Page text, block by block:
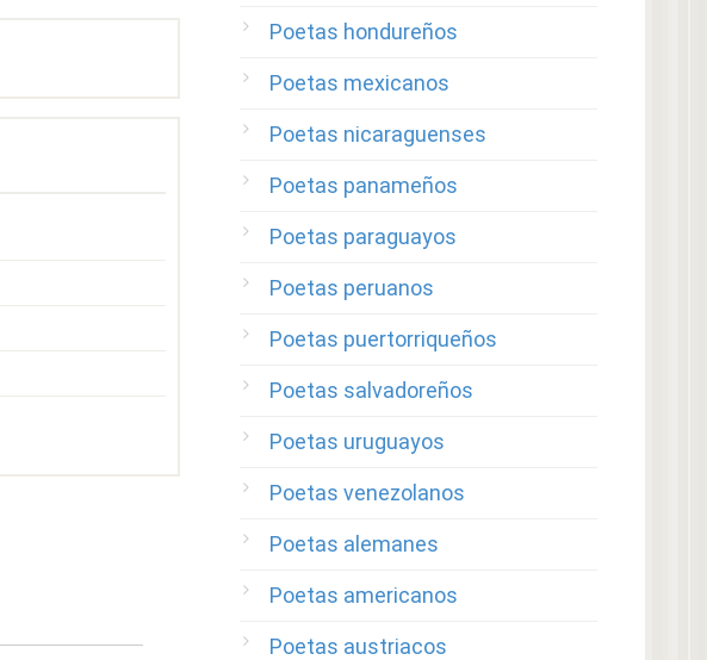
Poetas hondureños
Poetas mexicanos
Poetas nicaraguenses
Poetas panameños
Poetas paraguayos
Poetas peruanos
Poetas puertorriqueños
Poetas salvadoreños
Poetas uruguayos
Poetas venezolanos
Poetas alemanes
Poetas americanos
Poetas austriacos